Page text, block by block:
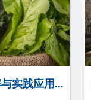
实践应用...